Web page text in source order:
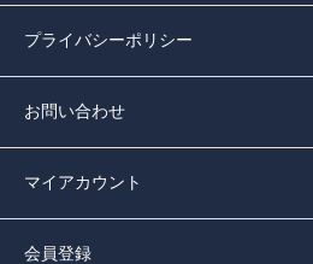
プライバシーポリシー
お問い合わせ
マイアカウント
会員登録